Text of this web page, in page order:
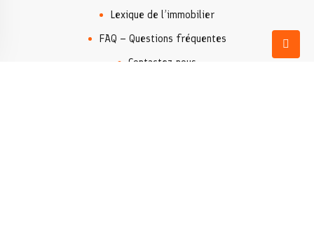
Lexique de l’immobilier
FAQ – Questions fréquentes
Contactez-nous